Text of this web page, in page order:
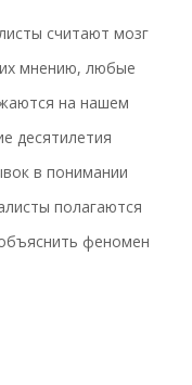
считают мозг
мнению, любые
на нашем
десятилетия
в понимании
полагаются
феномен